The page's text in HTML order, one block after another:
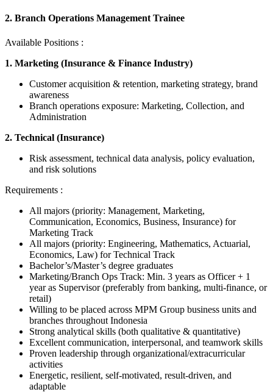
2. Branch Operations Management Trainee
Available Positions :
1. Marketing (Insurance & Finance Industry)
Customer acquisition & retention, marketing strategy, brand
awareness
Branch operations exposure: Marketing, Collection, and
Administration
2. Technical (Insurance)
Risk assessment, technical data analysis, policy evaluation,
and risk solutions
Requirements :
All majors (priority: Management, Marketing,
Communication, Economics, Business, Insurance) for
Marketing Track
All majors (priority: Engineering, Mathematics, Actuarial,
Economics, Law) for Technical Track
Bachelor’s/Master’s degree graduates
Marketing/Branch Ops Track: Min. 3 years as Officer + 1
year as Supervisor (preferably from banking, multi-finance, or
retail)
Willing to be placed across MPM Group business units and
branches throughout Indonesia
Strong analytical skills (both qualitative & quantitative)
Excellent communication, interpersonal, and teamwork skills
Proven leadership through organizational/extracurricular
activities
Energetic, resilient, self-motivated, result-driven, and
adaptable